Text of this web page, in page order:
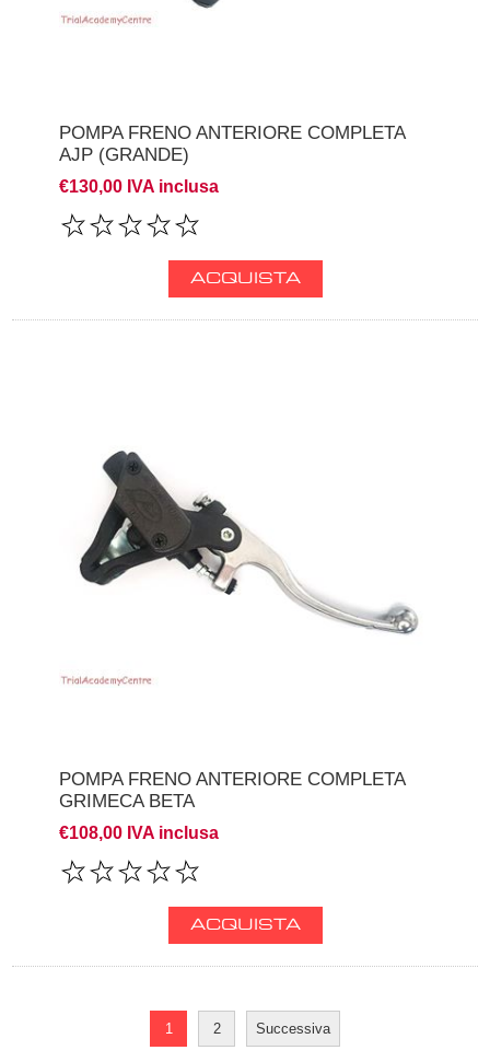
POMPA FRENO ANTERIORE COMPLETA
AJP (GRANDE)
€130,00 IVA inclusa
POMPA FRENO ANTERIORE COMPLETA
GRIMECA BETA
€108,00 IVA inclusa
1 2 Successiva